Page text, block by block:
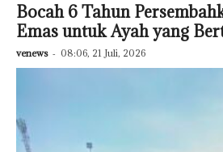
Bocah 6 Tahun
Emas untuk Ayah yang
venews - 08:06, 21 Juli, 2026